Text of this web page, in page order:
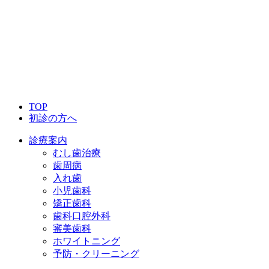
TOP
初診の方へ
診療案内
むし歯治療
歯周病
入れ歯
小児歯科
矯正歯科
歯科口腔外科
審美歯科
ホワイトニング
予防・クリーニング